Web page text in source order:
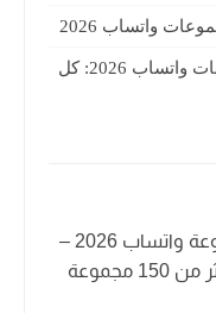
واتساب 2026
تحميل تطبيق Glinks – روابط قروبات واتساب 2026: كل
روابط مجموعة واتساب 2026 –
انضم إلى أكثر من 150 مجموعة